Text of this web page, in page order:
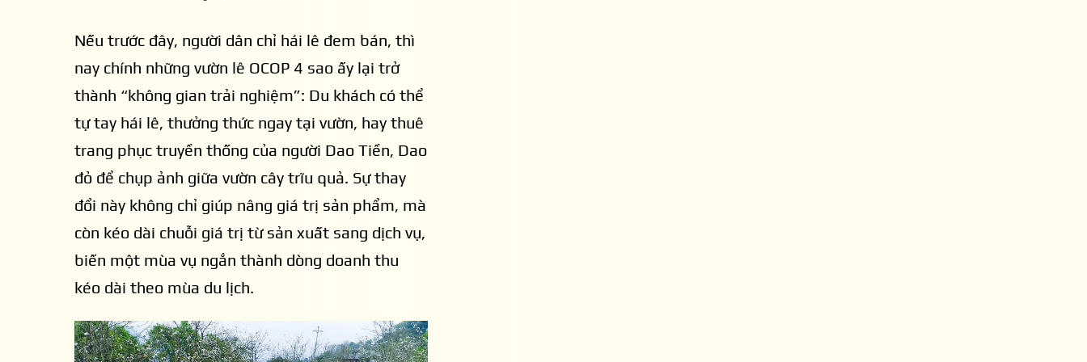
Nếu trước đây, người dân chỉ hái lê đem bán, thì
nay chính những vườn lê OCOP 4 sao ấy lại trở
thành “không gian trải nghiệm”: Du khách có thể
tự tay hái lê, thưởng thức ngay tại vườn, hay thuê
trang phục truyền thống của người Dao Tiền, Dao
đỏ để chụp ảnh giữa vườn cây trĩu quả. Sự thay
đổi này không chỉ giúp nâng giá trị sản phẩm, mà
còn kéo dài chuỗi giá trị từ sản xuất sang dịch vụ,
biến một mùa vụ ngắn thành dòng doanh thu
kéo dài theo mùa du lịch.
Xã Hồng Thái phát triển các trải nghiệm gắn với chè Shan Tuyết.
Theo ông Lê Văn Tú, Chủ tịch UBND xã Hồng Thái, các lễ hội lớn như Lễ hội Hoa lê
(tháng 3) và Lễ hội Mùa vàng (tháng 9-10) mỗi năm thu hút hàng chục nghìn lượt
khách, tạo ra thị trường tiêu thụ tại chỗ quy mô lớn. Trong khuôn khổ lễ hội, các gian
hàng OCOP không chỉ bán sản phẩm, mà còn là nơi quảng bá trực tiếp, giúp du
khách “trải nghiệm rồi mới tiêu dùng” - hình thành cách tiếp cận tiêu dùng mới,
của du khách.